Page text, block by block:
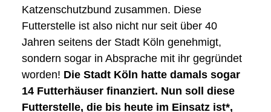
Katzenschutzbund zusammen. Diese
Futterstelle ist also nicht nur seit über 40
Jahren seitens der Stadt Köln genehmigt,
sondern sogar in Absprache mit ihr gegründet
worden! Die Stadt Köln hatte damals sogar
14 Futterhäuser finanziert. Nun soll diese
Futterstelle, die bis heute im Einsatz ist*,